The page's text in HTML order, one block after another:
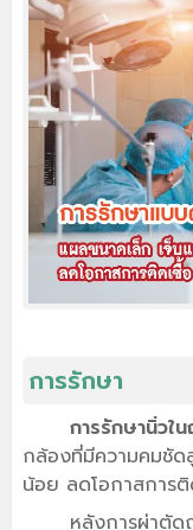
การรักษา
การรักษานิ่วใ
กล้องที่มีความคมชัด
น้อย ลดโอกาสการติ
หลังการผ่าตัด